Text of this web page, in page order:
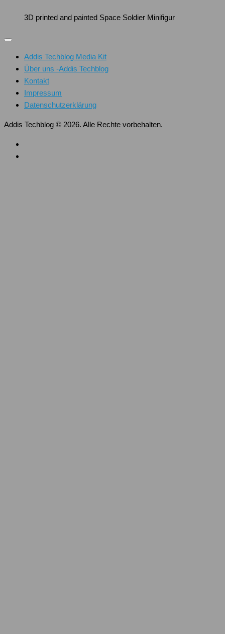
3D printed and painted Space Soldier Minifigur
Addis Techblog Media Kit
Über uns -Addis Techblog
Kontakt
Impressum
Datenschutzerklärung
Addis Techblog © 2026. Alle Rechte vorbehalten.